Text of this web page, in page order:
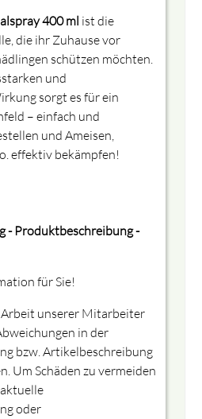
400 ml ist die
die ihr Zuhause vor
schützen möchten.
und
sorgt es für ein
– einfach und
und Ameisen,
effektiv bekämpfen!
- Produktbeschreibung -
für Sie!
unserer Mitarbeiter
in der
bzw. Artikelbeschreibung
Um Schäden zu vermeiden
oder